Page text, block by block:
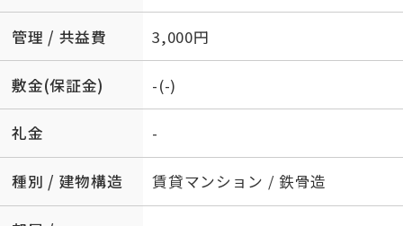
管理 / 共益費 3,000円
敷金(保証金) -(-)
礼金 -
種別 / 建物構造 賃貸マンション / 鉄骨造